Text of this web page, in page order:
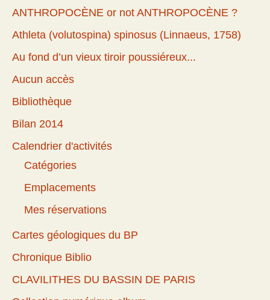
ANTHROPOCÈNE or not ANTHROPOCÈNE ?
Athleta (volutospina) spinosus (Linnaeus, 1758)
Au fond d’un vieux tiroir poussiéreux...
Aucun accès
Bibliothèque
Bilan 2014
Calendrier d'activités
Catégories
Emplacements
Mes réservations
Cartes géologiques du BP
Chronique Biblio
CLAVILITHES DU BASSIN DE PARIS